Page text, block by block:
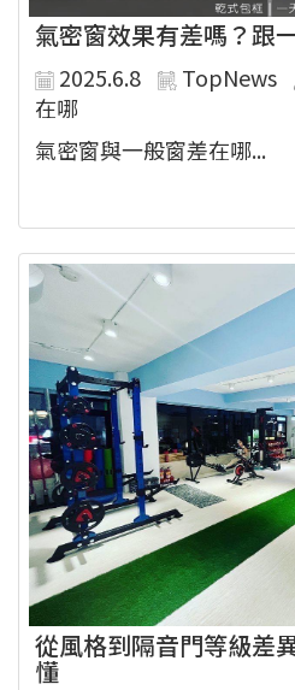
氣密窗效果有差嗎？跟
2025.6.8 TopNews
在哪
氣密窗與一般窗差在哪...
從風格到隔音門等級差
懂